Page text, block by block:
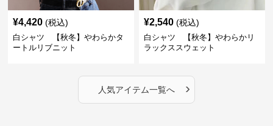
¥4,420 (税込)
白シャツ 【秋冬】やわらかタ
ートルリブニット
¥2,540 (税込)
白シャツ 【秋冬】やわらかリ
ラックススウェット
人気アイテム一覧へ ›